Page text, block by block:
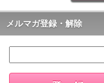
メルマガ登録・解除